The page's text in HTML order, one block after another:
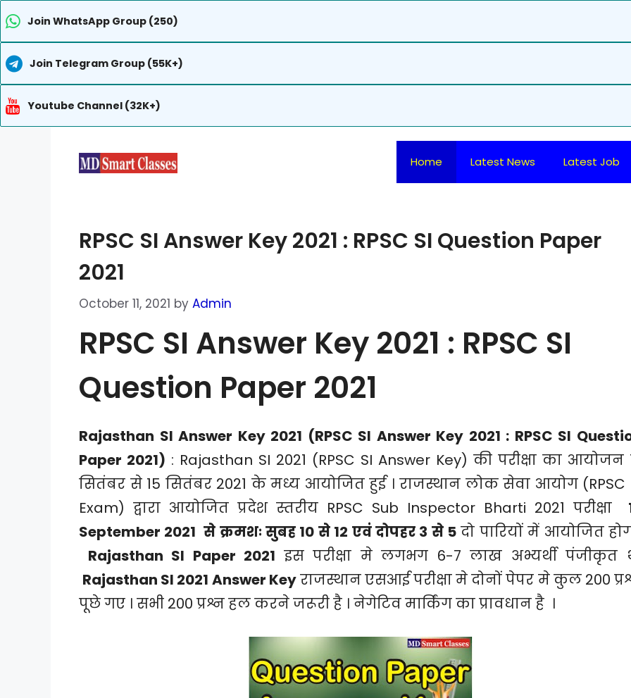
Join WhatsApp Group (250)
Join Telegram Group (55K+)
Youtube Channel (32K+)
Home Latest News Latest Job
RPSC SI Answer Key 2021 : RPSC SI Question Paper
2021
October 11, 2021 by Admin
RPSC SI Answer Key 2021 : RPSC SI
Question Paper 2021
Rajasthan SI Answer Key 2021 (RPSC SI Answer Key 2021 : RPSC SI
Paper 2021) : Rajasthan SI 2021 (RPSC SI Answer Key) की परीक्षा का आयोजन
सितंबर से 15 सितंबर 2021 के मध्य आयोजित हुई । राजस्थान लोक सेवा आयोग (RPSC
Exam) द्वारा आयोजित प्रदेश स्तरीय RPSC Sub Inspector Bharti 2021 परीक्षा
September 2021 से क्रमशः सुबह 10 से 12 एवं दोपहर 3 से 5 दो पारियों में आयोजित
Rajasthan SI Paper 2021 इस परीक्षा मे लगभग 6-7 लाख अभ्यर्थी पंजीकृत
Rajasthan SI 2021 Answer Keyराजस्थान एसआई परीक्षा मे दोनों पेपर मे कुल 200
पूछे गए । सभी 200 प्रश्न हल करने जरूरी है । नेगेटिव मार्किंग का प्रावधान है ।